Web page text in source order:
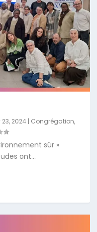
23, 2024 | Congrégation,
sûr »
ont...